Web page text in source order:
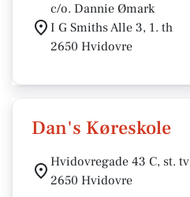
c/o. Dannie Ømark
I G Smiths Alle 3, 1. th
2650 Hvidovre
Dan's Køreskole
Hvidovregade 43 C, st. tv
2650 Hvidovre